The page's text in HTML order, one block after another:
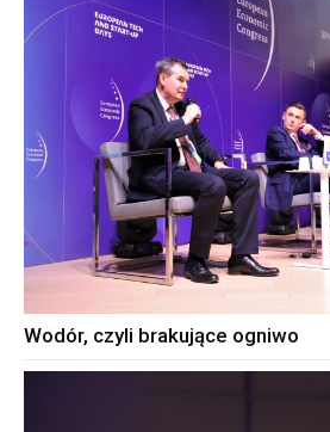
Wodór, czyli brakujące ogniwo